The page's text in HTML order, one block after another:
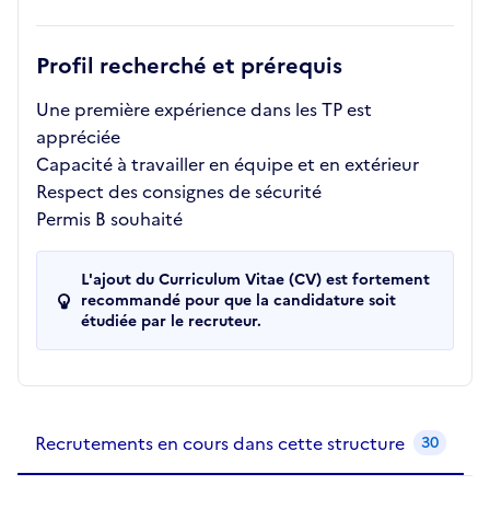
Profil recherché et prérequis
Une première expérience dans les TP est
appréciée
Capacité à travailler en équipe et en extérieur
Respect des consignes de sécurité
Permis B souhaité
L'ajout du Curriculum Vitae (CV) est fortement
recommandé pour que la candidature soit
étudiée par le recruteur.
Recrutements en cours dans cette structure 30